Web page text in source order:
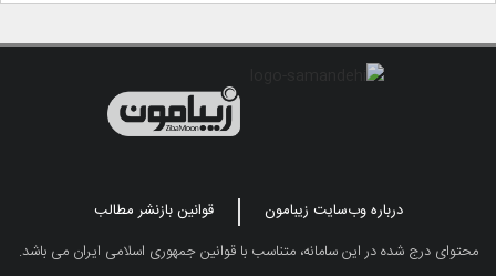
درباره وب‌سایت زیبامون
قوانین بازنشر مطالب
محتوای درج شده در این سامانه، متناسب با قوانین جمهوری اسلامی ایران می باشد.